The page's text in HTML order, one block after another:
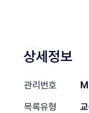
상세정보
관리번호
목록유형